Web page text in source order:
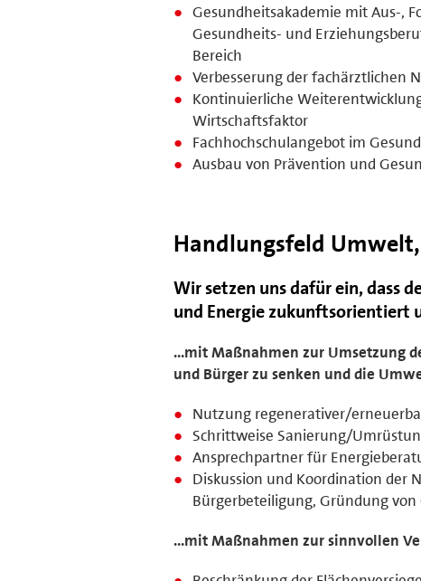
Gesundheitsakademie mit Aus-,
Gesundheits- und
Bereich
Verbesserung der fachärztlichen
Kontinuierliche
Wirtschaftsfaktor
Fachhochschulangebot im
Ausbau von Prävention und
Handlungsfeld
Wir setzen uns dafür ein, dass
und Energie zukunftsorientiert
...mit Maßnahmen zur Umsetzung
und Bürger zu senken und die
Nutzung regenerativer/
Schrittweise Sanierung/
Ansprechpartner für
Diskussion und Koordination der
Bürgerbeteiligung, Gründung von
...mit Maßnahmen zur sinnvollen